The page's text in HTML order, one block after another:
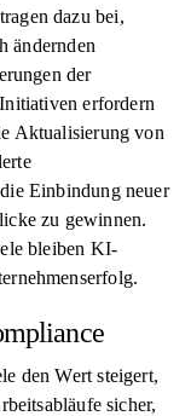
dazu bei,
ändernden
der
erfordern
Aktualisierung von
Einbindung neuer
zu gewinnen.
bleiben KI-
den Wert steigert,
sicher,